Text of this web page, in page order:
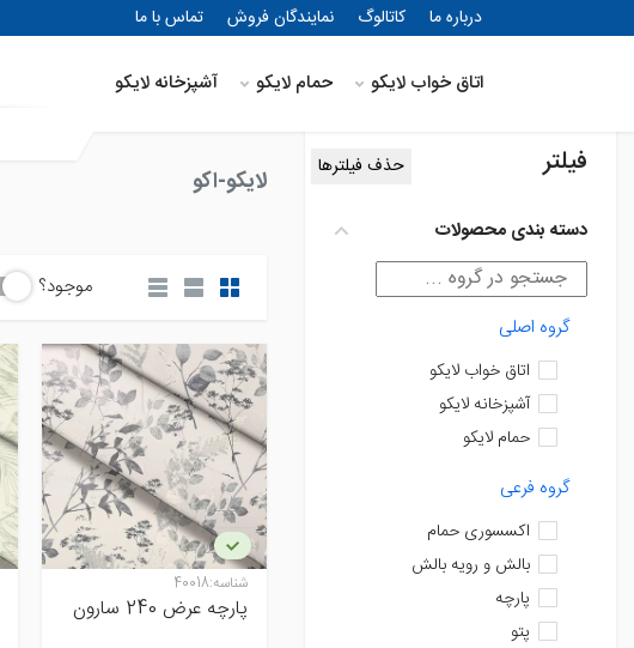
درباره ما کاتالوگ نمایندگان فروش تماس با ما
اتاق خواب لایکو حمام لایکو آشپزخانه لایکو
خانه
فیلتر حذف فیلترها
دسته بندی محصولات
گروه اصلی
اتاق خواب لایکو
آشپزخانه لایکو
حمام لایکو
گروه فرعی
اکسسوری حمام
بالش و رویه بالش
پارچه
پتو
لایکو-اکو
موجود؟
شناسه:40018
پارچه عرض 240 سارون